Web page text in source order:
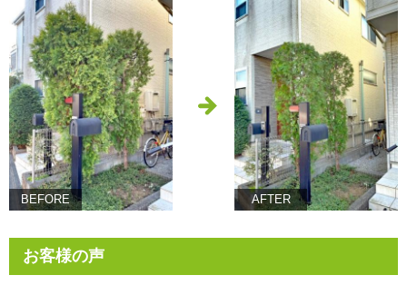
BEFORE AFTER
お客様の声